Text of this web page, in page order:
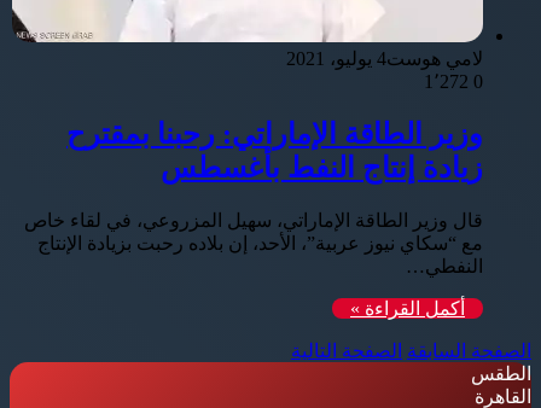
لامي هوست4 يوليو، 2021
0
وزير الطاقة الإماراتي: رحبنا بمقترح
زيادة إنتاج النفط بأغسطس
قال وزير الطاقة الإماراتي، سهيل المزروعي، في لقاء خاص
مع “سكاي نيوز عربية”، الأحد، إن بلاده رحبت بزيادة الإنتاج
النفطي…
أكمل القراءة »
الصفحة السابقة الصفحة التالية
الطقس
القاهرة